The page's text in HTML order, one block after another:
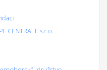
CENTRALE s.r.o.